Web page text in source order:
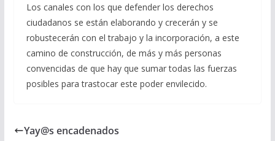
Los canales con los que defender los derechos
ciudadanos se están elaborando y crecerán y se
robustecerán con el trabajo y la incorporación, a este
camino de construcción, de más y más personas
convencidas de que hay que sumar todas las fuerzas
posibles para trastocar este poder envilecido.
Yay@s encadenados